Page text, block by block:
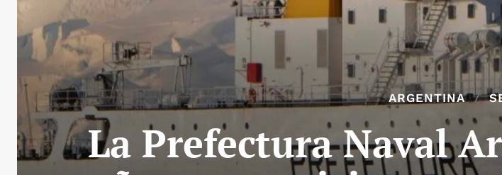
ARGENTINA
La Prefectura Naval